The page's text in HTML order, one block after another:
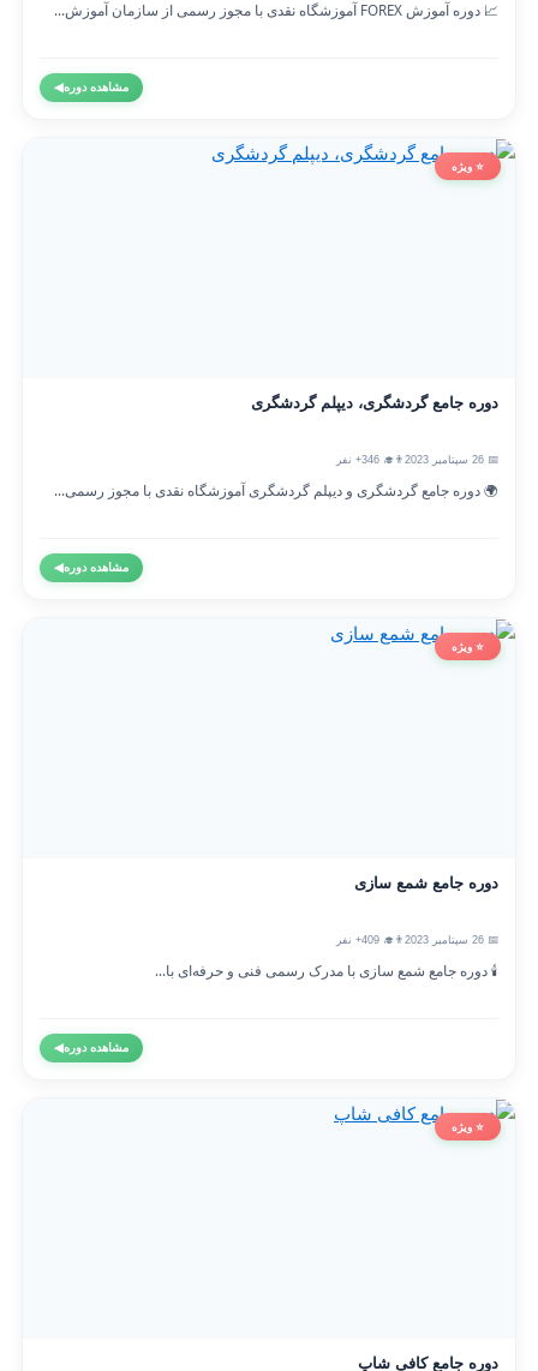
📈 دوره آموزش FOREX آموزشگاه نقدی با مجوز رسمی از سازمان آموزش...
مشاهده دوره◀
⭐ ویژه
دوره جامع گردشگری، دیپلم گردشگری
👨‍🎓 346+ نفر
🌍 دوره جامع گردشگری و دیپلم گردشگری آموزشگاه نقدی با مجوز رسمی...
مشاهده دوره◀
⭐ ویژه
دوره جامع شمع سازی
👨‍🎓 409+ نفر
🕯️ دوره جامع شمع سازی با مدرک رسمی فنی و حرفه‌ای با...
مشاهده دوره◀
⭐ ویژه
دوره جامع کافی شاپ